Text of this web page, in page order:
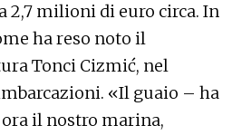
2,7 milioni di euro circa. In
ha reso noto il
Tonci Cizmić, nel
«Il guaio – ha
il nostro marina,